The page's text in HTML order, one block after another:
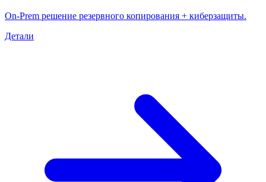
On-Prem решение резервного копирования + киберзащиты.
Детали